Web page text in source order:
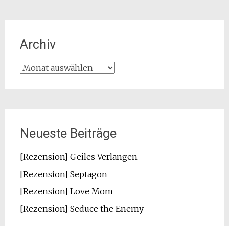
Archiv
Archiv
Neueste Beiträge
[Rezension] Geiles Verlangen
[Rezension] Septagon
[Rezension] Love Mom
[Rezension] Seduce the Enemy